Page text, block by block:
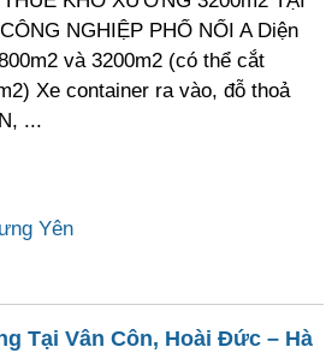
NGHIỆP PHỐ NỐI A Diện
và 3200m2 (có thể cắt
Xe container ra vào, đỗ thoả
...
Yên
Tại Vân Côn, Hoài Đức – Hà